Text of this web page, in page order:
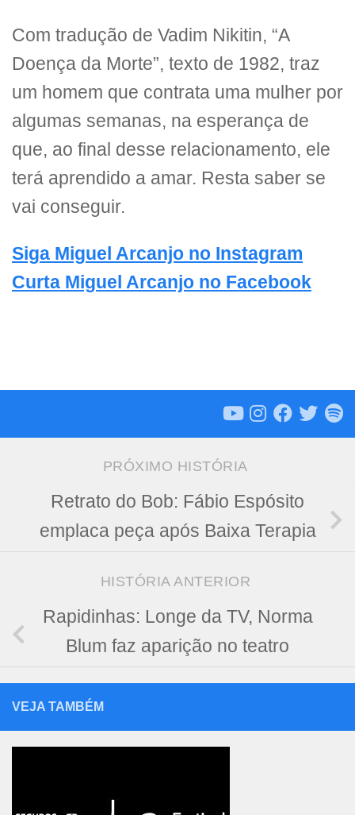
Com tradução de Vadim Nikitin, “A
Doença da Morte”, texto de 1982, traz
um homem que contrata uma mulher por
algumas semanas, na esperança de
que, ao final desse relacionamento, ele
terá aprendido a amar. Resta saber se
vai conseguir.
Siga Miguel Arcanjo no Instagram
Curta Miguel Arcanjo no Facebook
PRÓXIMO HISTÓRIA
Retrato do Bob: Fábio Espósito
emplaca peça após Baixa Terapia
HISTÓRIA ANTERIOR
Rapidinhas: Longe da TV, Norma
Blum faz aparição no teatro
VEJA TAMBÉM